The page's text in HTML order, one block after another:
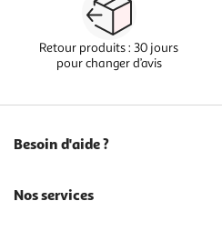
Retour produits : 30 jours
pour changer d’avis
Besoin d'aide ?
Nos services